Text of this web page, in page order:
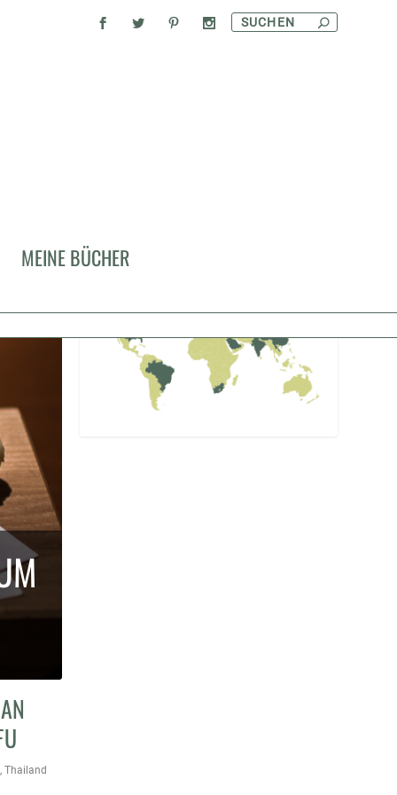
MEINE BÜCHER
, Thailand
KULINARISCHE REISEN